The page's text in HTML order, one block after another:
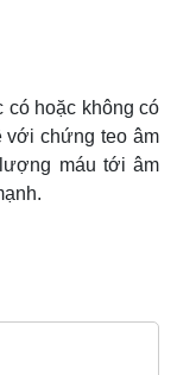
có hoặc không có
với chứng teo âm
máu tới âm